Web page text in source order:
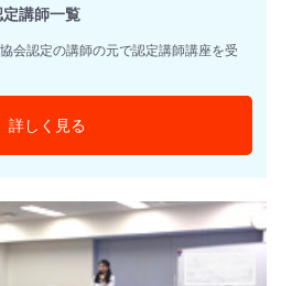
定講師一覧
会認定の講師の元で認定講師講座を受
詳しく見る